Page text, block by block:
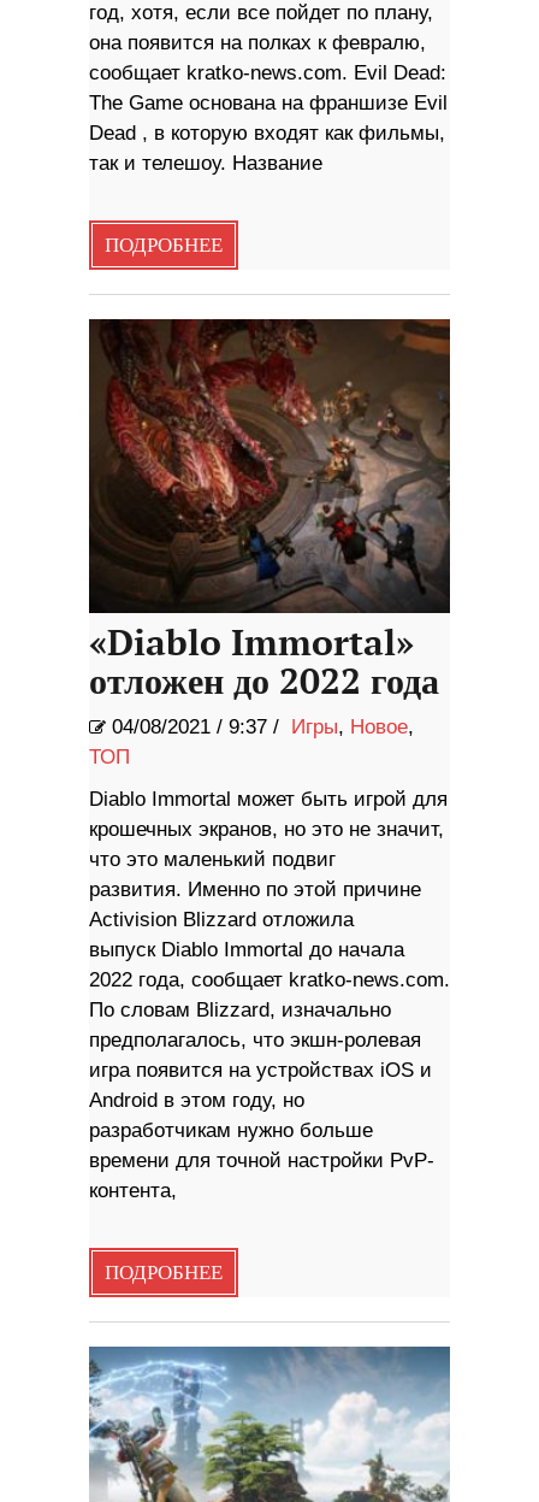
год, хотя, если все пойдет по плану,
она появится на полках к февралю,
сообщает kratko-news.com. Evil Dead:
The Game основана на франшизе Evil
Dead , в которую входят как фильмы,
так и телешоу. Название
ПОДРОБНЕЕ
«Diablo Immortal»
отложен до 2022 года
04/08/2021 / 9:37 / Игры, Новое,
ТОП
Diablo Immortal может быть игрой для
крошечных экранов, но это не значит,
что это маленький подвиг
развития. Именно по этой причине
Activision Blizzard отложила
выпуск Diablo Immortal до начала
2022 года, сообщает kratko-news.com.
По словам Blizzard, изначально
предполагалось, что экшн-ролевая
игра появится на устройствах iOS и
Android в этом году, но
разработчикам нужно больше
времени для точной настройки PvP-
контента,
ПОДРОБНЕЕ